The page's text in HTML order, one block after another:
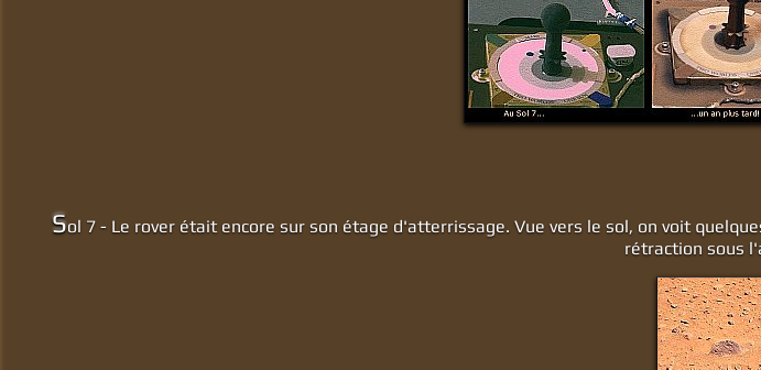
Sol 7 - Le rover était encore sur son étage d'atterrissage. Vue vers le sol, on voit
rétraction sous